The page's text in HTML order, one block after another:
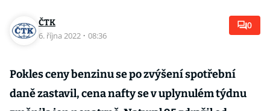
ČTK
6. října 2022 · 08:36
0
Pokles ceny benzinu se po zvýšení spotřební
daně zastavil, cena nafty se v uplynulém týdnu